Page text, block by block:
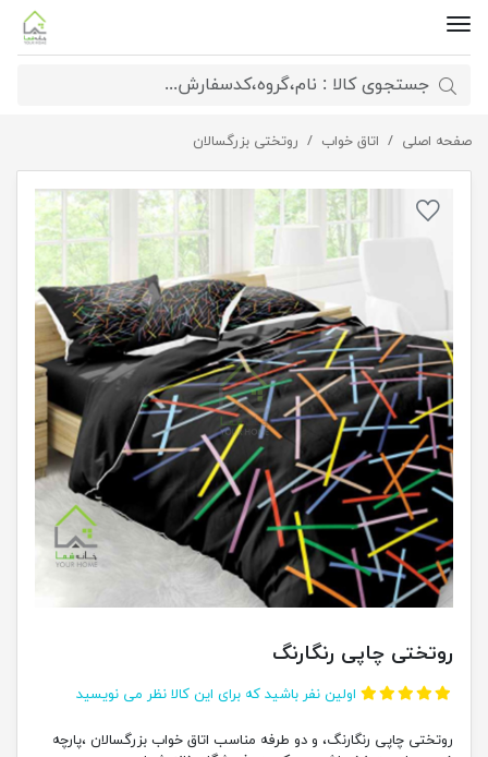
صفحه اصلی اتاق خواب روتختی بزرگسالان روتختی چاپی رنگارنگ
روتختی چاپی رنگارنگ
اولین نفر باشید که برای این کالا نظر می نویسید
روتختی چاپی رنگارنگ، و دو طرفه مناسب اتاق خواب بزرگسالان ،پارچه